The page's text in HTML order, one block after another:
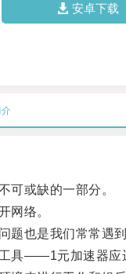
安卓下载
或缺的一部分。
络。
也是我们常常遇到
具——1元加速器应